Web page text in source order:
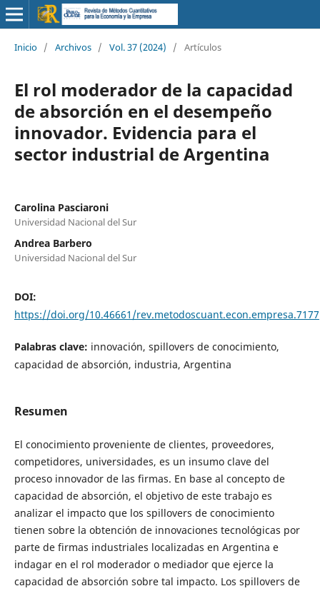
Inicio / Archivos / Vol. 37 (2024) / Artículos
El rol moderador de la capacidad
de absorción en el desempeño
innovador. Evidencia para el
sector industrial de Argentina
Carolina Pasciaroni
Universidad Nacional del Sur
Andrea Barbero
Universidad Nacional del Sur
DOI:
https://doi.org/10.46661/rev.metodoscuant.econ.empresa.7177
Palabras clave: innovación, spillovers de conocimiento,
capacidad de absorción, industria, Argentina
Resumen
El conocimiento proveniente de clientes, proveedores,
competidores, universidades, es un insumo clave del
proceso innovador de las firmas. En base al concepto de
capacidad de absorción, el objetivo de este trabajo es
analizar el impacto que los spillovers de conocimiento
tienen sobre la obtención de innovaciones tecnológicas por
parte de firmas industriales localizadas en Argentina e
indagar en el rol moderador o mediador que ejerce la
capacidad de absorción sobre tal impacto. Los spillovers de